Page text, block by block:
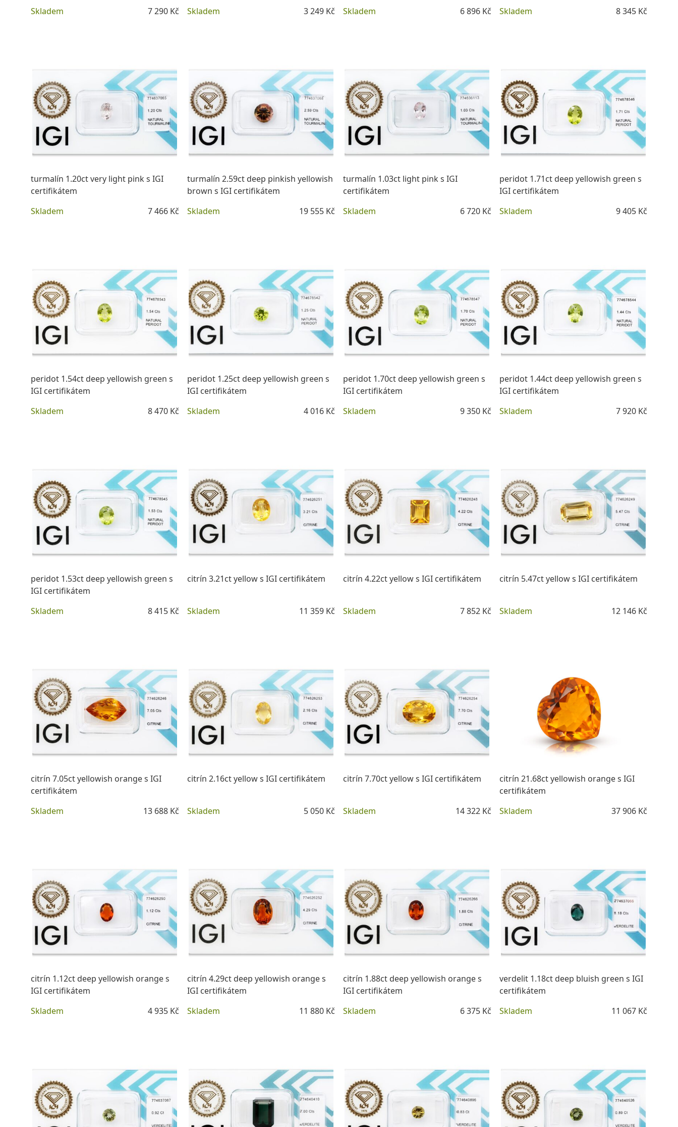
Skladem
7 290 Kč
Skladem
3 249 Kč
Skladem
6 896 Kč
Skladem
8 345 Kč
turmalín 1.20ct very light pink s IGI
certifikátem
Skladem
7 466 Kč
turmalín 2.59ct deep pinkish yellowish
brown s IGI certifikátem
Skladem
19 555 Kč
turmalín 1.03ct light pink s IGI
certifikátem
Skladem
6 720 Kč
peridot 1.71ct deep yellowish green s
IGI certifikátem
Skladem
9 405 Kč
peridot 1.54ct deep yellowish green s
IGI certifikátem
Skladem
8 470 Kč
peridot 1.25ct deep yellowish green s
IGI certifikátem
Skladem
4 016 Kč
peridot 1.70ct deep yellowish green s
IGI certifikátem
Skladem
9 350 Kč
peridot 1.44ct deep yellowish green s
IGI certifikátem
Skladem
7 920 Kč
peridot 1.53ct deep yellowish green s
IGI certifikátem
Skladem
8 415 Kč
citrín 3.21ct yellow s IGI certifikátem
Skladem
11 359 Kč
citrín 4.22ct yellow s IGI certifikátem
Skladem
7 852 Kč
citrín 5.47ct yellow s IGI certifikátem
Skladem
12 146 Kč
citrín 7.05ct yellowish orange s IGI
certifikátem
Skladem
13 688 Kč
citrín 2.16ct yellow s IGI certifikátem
Skladem
5 050 Kč
citrín 7.70ct yellow s IGI certifikátem
Skladem
14 322 Kč
citrín 21.68ct yellowish orange s IGI
certifikátem
Skladem
37 906 Kč
citrín 1.12ct deep yellowish orange s
IGI certifikátem
Skladem
4 935 Kč
citrín 4.29ct deep yellowish orange s
IGI certifikátem
Skladem
11 880 Kč
citrín 1.88ct deep yellowish orange s
IGI certifikátem
Skladem
6 375 Kč
verdelit 1.18ct deep bluish green s IGI
certifikátem
Skladem
11 067 Kč